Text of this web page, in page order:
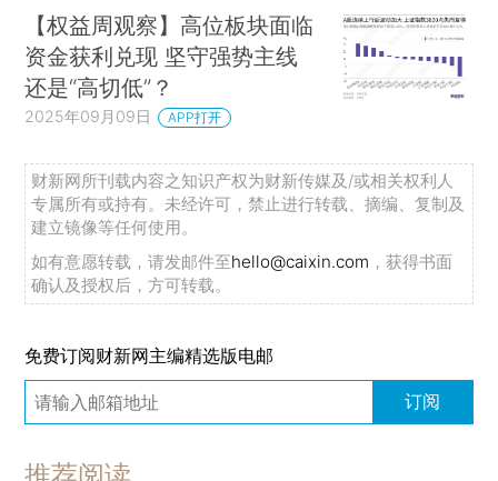
【权益周观察】高位板块面临
资金获利兑现 坚守强势主线
还是“高切低”？
2025年09月09日 APP打开
财新网所刊载内容之知识产权为财新传媒及/或相关权利人
专属所有或持有。未经许可，禁止进行转载、摘编、复制及
建立镜像等任何使用。
如有意愿转载，请发邮件至hello@caixin.com ，获得书面
确认及授权后，方可转载。
免费订阅财新网主编精选版电邮
订阅